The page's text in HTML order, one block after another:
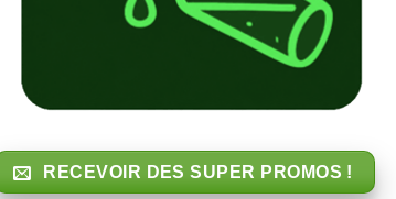
RECEVOIR DES SUPER PROMOS !